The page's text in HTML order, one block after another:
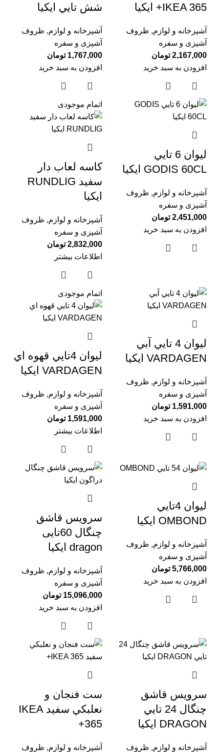
IKEA 365+ ايكيا
آشپزخانه و لوازم, ظروف
آشپزی و سفره
2,167,000 تومان
افزودن به سبد خرید
شش تايي ايكيا
آشپزخانه و لوازم, ظروف
آشپزی و سفره
1,767,000 تومان
افزودن به سبد خرید
ليوان 6 تايي
GODIS 60CL ايكيا
آشپزخانه و لوازم, ظروف
آشپزی و سفره
2,451,000 تومان
افزودن به سبد خرید
اتمام موجودی
كاسه لعاب دار
سفيد RUNDLIG
ايكيا
آشپزخانه و لوازم, ظروف
آشپزی و سفره
2,832,000 تومان
اطلاعات بیشتر
ليوان 4 تايي آبي
VARDAGEN ايكيا
آشپزخانه و لوازم, ظروف
آشپزی و سفره
1,591,000 تومان
افزودن به سبد خرید
اتمام موجودی
ليوان 4تايي قهوه اي
VARDAGEN ايكيا
آشپزخانه و لوازم, ظروف
آشپزی و سفره
1,591,000 تومان
اطلاعات بیشتر
ليوان 4تايي
OMBOND ایکیا
آشپزخانه و لوازم, ظروف
آشپزی و سفره
5,766,000 تومان
افزودن به سبد خرید
سرويس قاشق
چنگال 60تایی
dragon ايكيا
آشپزخانه و لوازم, ظروف
آشپزی و سفره
15,096,000 تومان
افزودن به سبد خرید
سرويس قاشق
چنگال 24 تايي
DRAGON ايكيا
آشپزخانه و لوازم, ظروف
ست فنجان و
نعلبكي سفيد IKEA
365+
آشپزخانه و لوازم, ظروف